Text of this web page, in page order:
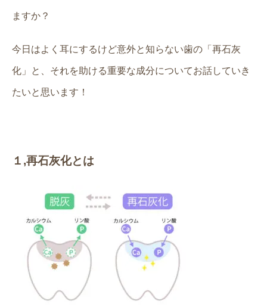
ますか？
今日はよく耳にするけど意外と知らない歯の「再石灰
化」と、それを助ける重要な成分についてお話していき
たいと思います！
１ ,再石灰化とは